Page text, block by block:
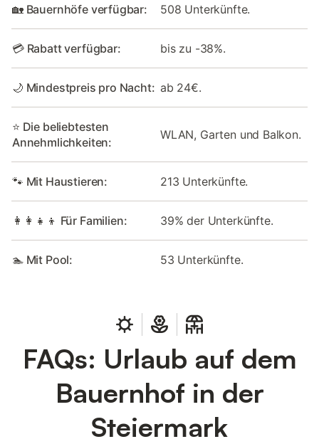
🏡 Bauernhöfe verfügbar: 508 Unterkünfte.
💳 Rabatt verfügbar: bis zu -38%.
🌙 Mindestpreis pro Nacht: ab 24€.
⭐ Die beliebtesten
Annehmlichkeiten:
WLAN, Garten und Balkon.
🐾 Mit Haustieren: 213 Unterkünfte.
👩‍👩‍👧‍👦 Für Familien: 39% der Unterkünfte.
🏊 Mit Pool: 53 Unterkünfte.
FAQs: Urlaub auf dem
Bauernhof in der
Steiermark